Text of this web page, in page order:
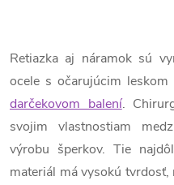
Retiazka aj náramok sú
ocele s očarujúcim
darčekovom balení.
svojim vlastnostiam
výrobu šperkov. Tie
materiál má vysokú tvrdosť,